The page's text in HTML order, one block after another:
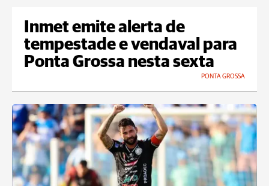
Inmet emite alerta de
tempestade e vendaval para
Ponta Grossa nesta sexta
PONTA GROSSA